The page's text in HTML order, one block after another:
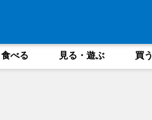
食べる 見る・遊ぶ 買う